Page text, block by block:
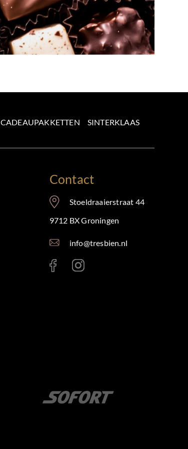
CADEAUPAKKETTEN SINTERKLAAS
Contact
Stoeldraaierstraat 44
9712 BX Groningen
info@tresbien.nl